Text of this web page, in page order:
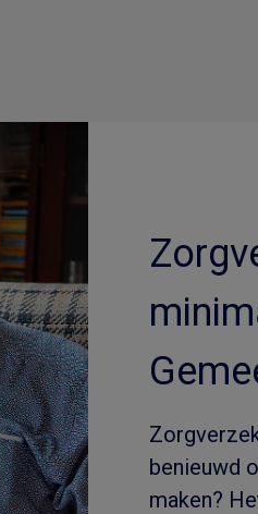
benieuwd
maken?